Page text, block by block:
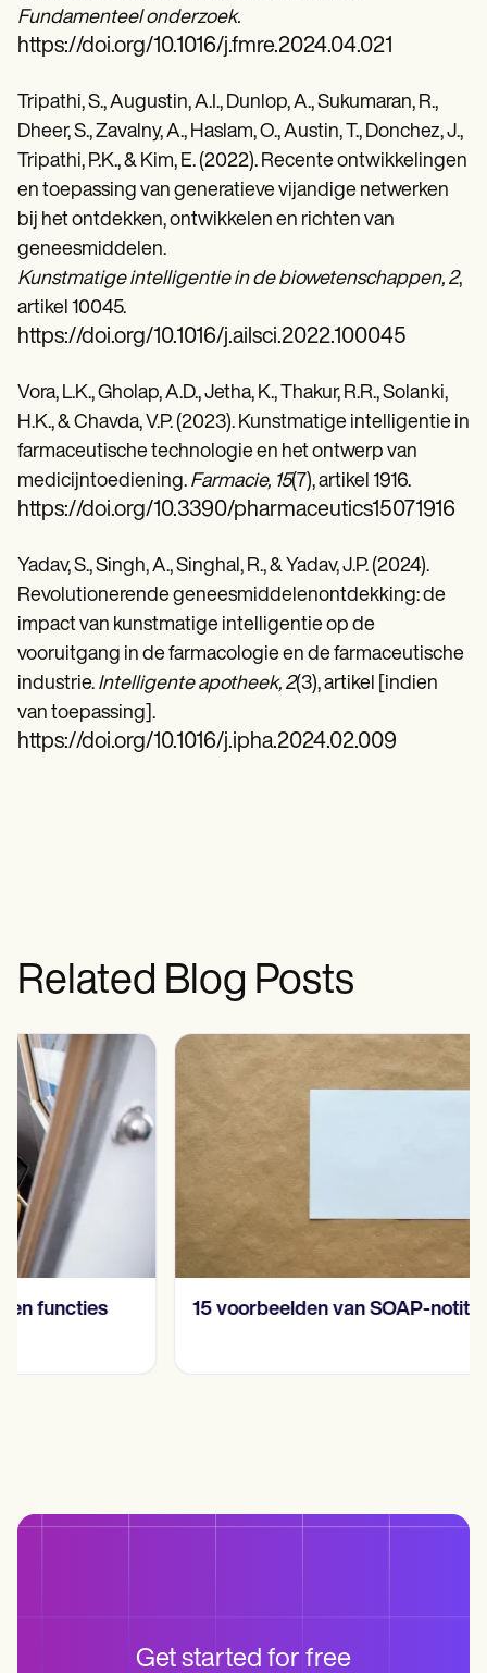
Fundamenteel onderzoek.
https://doi.org/10.1016/j.fmre.2024.04.021
Tripathi, S., Augustin, A.I., Dunlop, A., Sukumaran, R.,
Dheer, S., Zavalny, A., Haslam, O., Austin, T., Donchez, J.,
Tripathi, P.K., & Kim, E. (2022). Recente ontwikkelingen
en toepassing van generatieve vijandige netwerken
bij het ontdekken, ontwikkelen en richten van
geneesmiddelen.
Kunstmatige intelligentie in de biowetenschappen, 2,
artikel 10045.
https://doi.org/10.1016/j.ailsci.2022.100045
Vora, L.K., Gholap, A.D., Jetha, K., Thakur, R.R., Solanki,
H.K., & Chavda, V.P. (2023). Kunstmatige intelligentie in
farmaceutische technologie en het ontwerp van
medicijntoediening. Farmacie, 15(7), artikel 1916.
https://doi.org/10.3390/pharmaceutics15071916
Yadav, S., Singh, A., Singhal, R., & Yadav, J.P. (2024).
Revolutionerende geneesmiddelenontdekking: de
impact van kunstmatige intelligentie op de
vooruitgang in de farmacologie en de farmaceutische
industrie. Intelligente apotheek, 2(3), artikel [indien
van toepassing].
https://doi.org/10.1016/j.ipha.2024.02.009
Related Blog Posts
15 voorbeelden van SOAP-notities in 2024
Get started for free